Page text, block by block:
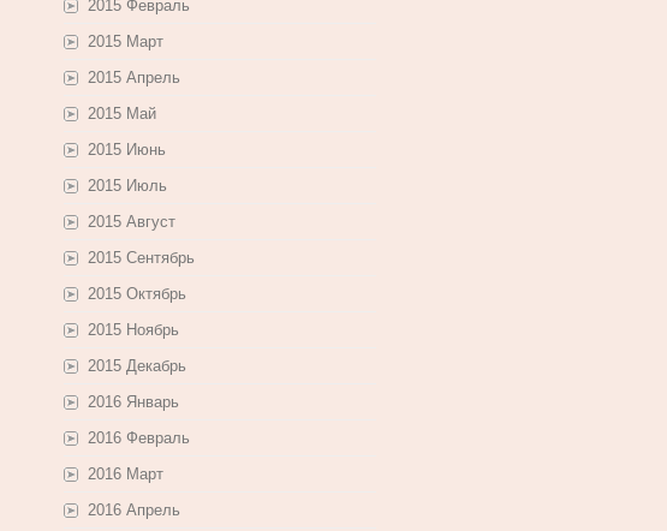
2015 Февраль
2015 Март
2015 Апрель
2015 Май
2015 Июнь
2015 Июль
2015 Август
2015 Сентябрь
2015 Октябрь
2015 Ноябрь
2015 Декабрь
2016 Январь
2016 Февраль
2016 Март
2016 Апрель